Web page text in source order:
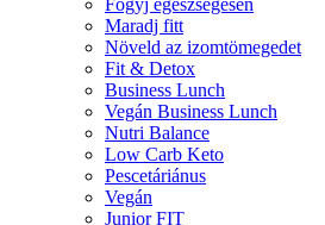
Fogyj egészségesen
Maradj fitt
Növeld az izomtömegedet
Fit & Detox
Business Lunch
Vegán Business Lunch
Nutri Balance
Low Carb Keto
Pescetáriánus
Vegán
Junior FIT